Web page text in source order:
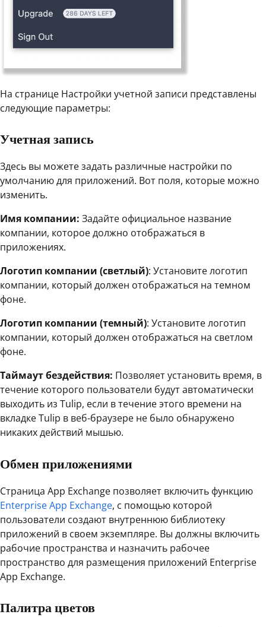
На странице Настройки учетной записи представлены
следующие параметры:
Учетная запись
Здесь вы можете задать различные настройки по
умолчанию для приложений. Вот поля, которые можно
изменить.
Имя компании: Задайте официальное название
компании, которое должно отображаться в
приложениях.
Логотип компании (светлый): Установите логотип
компании, который должен отображаться на темном
фоне.
Логотип компании (темный): Установите логотип
компании, который должен отображаться на светлом
фоне.
Таймаут бездействия: Позволяет установить время, в
течение которого пользователи будут автоматически
выходить из Tulip, если в течение этого времени на
вкладке Tulip в веб-браузере не было обнаружено
никаких действий мышью.
Обмен приложениями
Страница App Exchange позволяет включить функцию
Enterprise App Exchange, с помощью которой
пользователи создают внутреннюю библиотеку
приложений в своем экземпляре. Вы должны включить
рабочие пространства и назначить рабочее
пространство для размещения приложений Enterprise
App Exchange.
Палитра цветов